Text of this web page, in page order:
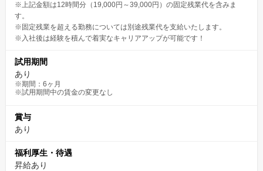
※上記金額は12時間分（19,000円～39,000円）の固定残業代を含みま
す。
※固定残業を超える勤務については別途残業代を支給いたします。
※入社後は経験を積んで着実なキャリアアップが可能です！
試用期間
あり
※期間：6ヶ月
※試用期間中の賃金の変更なし
賞与
あり
福利厚生・待遇
昇給あり